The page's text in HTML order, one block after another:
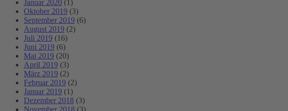
Januar 2020 (1)
Oktober 2019 (3)
September 2019 (6)
August 2019 (2)
Juli 2019 (16)
Juni 2019 (6)
Mai 2019 (20)
April 2019 (3)
März 2019 (2)
Februar 2019 (2)
Januar 2019 (1)
Dezember 2018 (3)
November 2018 (3)